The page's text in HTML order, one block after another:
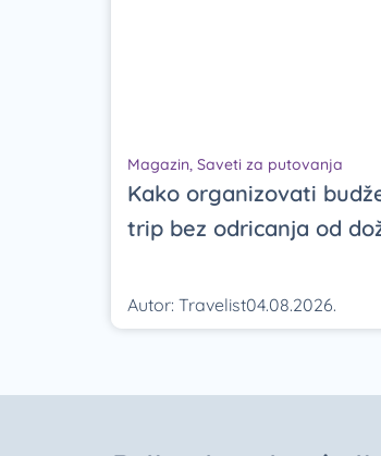
Magazin, Saveti za putovanja
Kako organizovati
trip bez odricanja od
Autor: Travelist04.08.2026.